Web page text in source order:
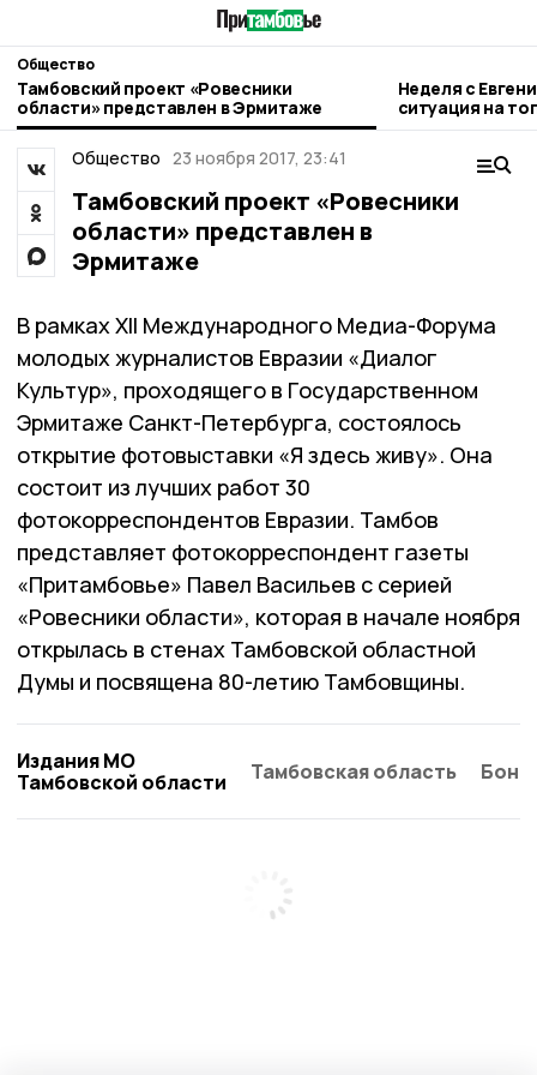
Общество
Тамбовский проект «Ровесники
области» представлен в Эрмитаже
Неделя с
ситуация на
городе и
Общество 23 ноября 2017, 23:41
Тамбовский проект «Ровесники
области» представлен в
Эрмитаже
В рамках XII Международного Медиа-Форума
молодых журналистов Евразии «Диалог
Культур», проходящего в Государственном
Эрмитаже Санкт-Петербурга, состоялось
открытие фотовыставки «Я здесь живу». Она
состоит из лучших работ 30
фотокорреспондентов Евразии. Тамбов
представляет фотокорреспондент газеты
«Притамбовье» Павел Васильев с серией
«Ровесники области», которая в начале ноября
открылась в стенах Тамбовской областной
Думы и посвящена 80-летию Тамбовщины.
Издания МО
Тамбовской области
Тамбовская область